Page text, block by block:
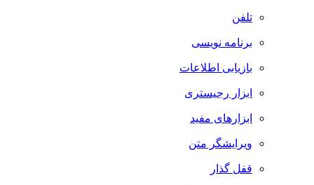
تلفن
برنامه نویسی
بازیابی اطلاعات
ابزار رجیستری
ابزارهای مفید
ویرایشگر متن
قفل گذار